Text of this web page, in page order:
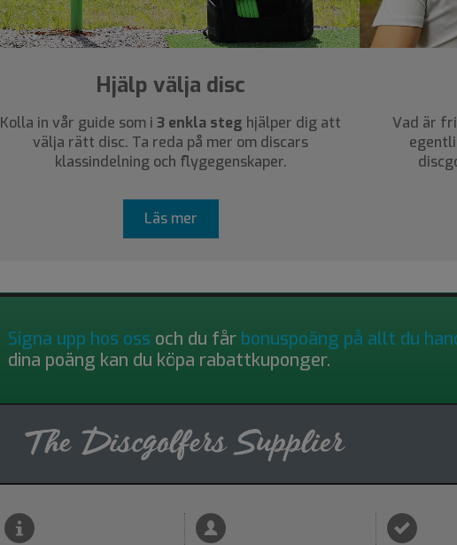
Hjälp välja disc
Kolla in vår guide som i3 enkla steg hjälper dig att
välja rätt disc. Ta reda på mer om discars
klassindelning och flygegenskaper.
Läs mer
Vad är
Signa upp hos oss och du får bonuspoäng på allt du
dina poäng kan du köpa rabattkuponger.